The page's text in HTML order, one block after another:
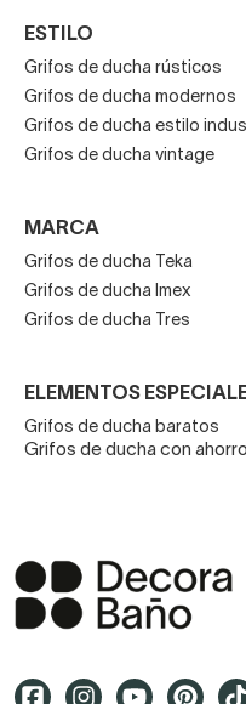
ESTILO
Grifos de ducha rústicos
Grifos de ducha modernos
Grifos de ducha estilo
Grifos de ducha vintage
MARCA
Grifos de ducha Teka
Grifos de ducha Imex
Grifos de ducha Tres
ELEMENTOS
Grifos de ducha baratos
Grifos de ducha con